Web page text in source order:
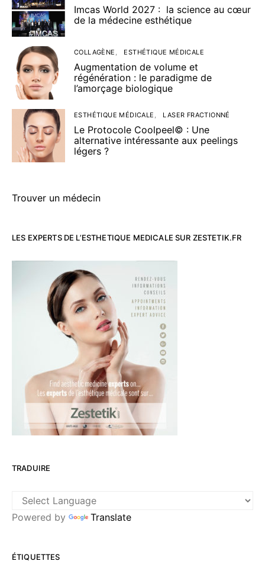
Imcas World 2027 : la science au cœur
de la médecine esthétique
COLLAGÈNE ESTHÉTIQUE MÉDICALE
Augmentation de volume et
régénération : le paradigme de
l’amorçage biologique
ESTHÉTIQUE MÉDICALE LASER FRACTIONNÉ
Le Protocole Coolpeel© : Une
alternative intéressante aux peelings
légers ?
Trouver un médecin
LES EXPERTS DE L’ESTHETIQUE MEDICALE SUR ZESTETIK.FR
TRADUIRE
Powered by Translate
ÉTIQUETTES